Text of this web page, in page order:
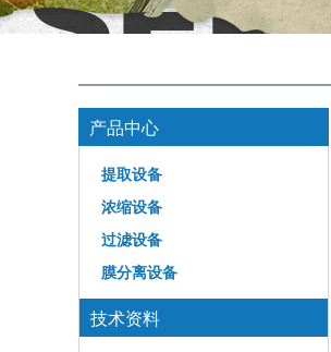
产品中心
提取设备
浓缩设备
过滤设备
膜分离设备
技术资料